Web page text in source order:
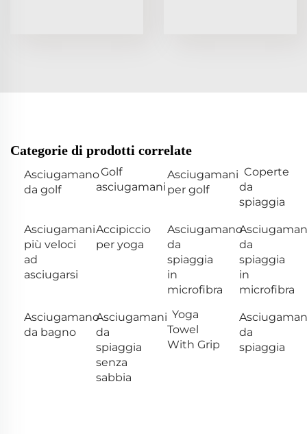
Categorie di prodotti correlate
Asciugamano
da golf
Golf
asciugamani
Asciugamani
per golf
Coperte
da
spiaggia
Asciugamani
più veloci
ad
asciugarsi
Accipiccio
per yoga
Asciugamano
da
spiaggia
in
microfibra
da
spiaggia
in
microfibra
Asciugamano
da bagno
Asciugamani
da
spiaggia
senza
sabbia
Yoga
Towel
With Grip
da
spiaggia